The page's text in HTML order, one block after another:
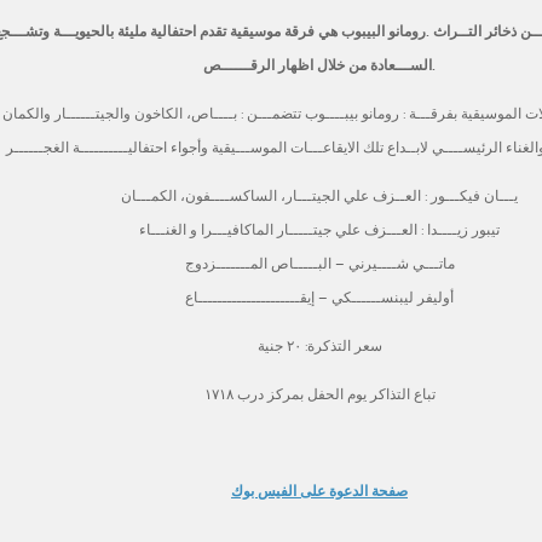
ذخائر التــراث .رومانو البيبوب هي فرقة موسيقية تقدم احتفالية مليئة بالحيويـــة
الســـعادة من خلال اظهار الرقــــــص.
الموسيقية بفرقـــة : رومانو بيبــــوب تتضمـــن : بــــاص، الكاخون والجيتــــــار
يـــان فيكـــور : العــزف علي الجيتـــار، الساكســــفون، الكمـــان
تيبور زيــــدا : العـــزف علي جيتـــــار الماكافيـــرا و الغنـــاء
ماتـــي شــــيرني – البـــــاص المـــــــزدوج
أوليفر ليبنســــــكي – إيقـــــــــــــــــــــاع
سعر التذكرة: ٢٠ جنية
تباع التذاكر يوم الحفل بمركز درب ١٧١٨
صفحة الدعوة على الفيس بوك